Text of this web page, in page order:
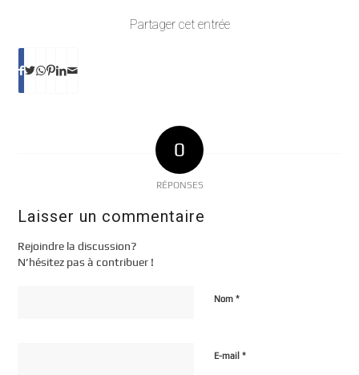
Partager cet entrée
0
RÉPONSES
Laisser un commentaire
Rejoindre la discussion?
N’hésitez pas à contribuer !
Nom*
E-mail*